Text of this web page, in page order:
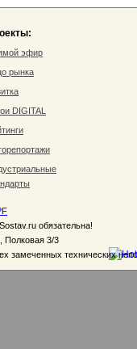
эфир
рынка
DIGITAL
обязательна!
Полковая 3/3
замеченных технических